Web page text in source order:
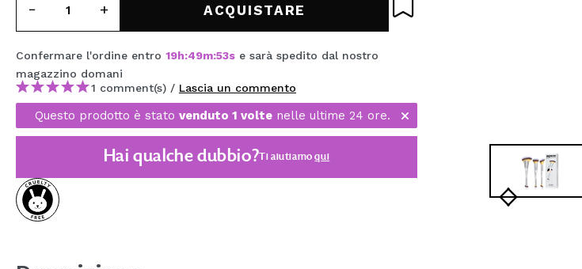
MAQUIFARMA
KOREA ZONE
TRAVEL SIZE
NATURE
SPECIALE
OUTLET
SONO TORNATI!
ACQUISTARE
Confermare l'ordine entro 19h:49m:53s e sarà spedito dal nostro
magazzino domani
1 comment(s) / Lascia un commento
Questo prodotto è stato venduto 1 volte nelle ultime 24 ore.
Hai qualche dubbio?Ti aiutiamoqui